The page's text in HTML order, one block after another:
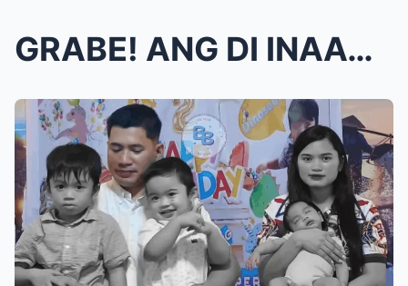
GRABE! ANG DI INAASAHANG KWENTO SA LIKOD NG TRAHED...